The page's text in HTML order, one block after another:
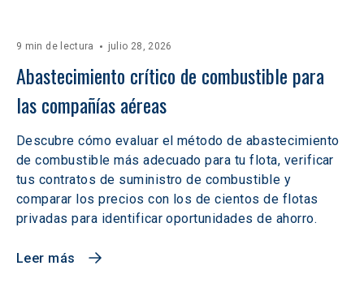
9 min de lectura julio 28, 2026
Abastecimiento crítico de combustible para
las compañías aéreas
Descubre cómo evaluar el método de abastecimiento
de combustible más adecuado para tu flota, verificar
tus contratos de suministro de combustible y
comparar los precios con los de cientos de flotas
privadas para identificar oportunidades de ahorro.
Leer más